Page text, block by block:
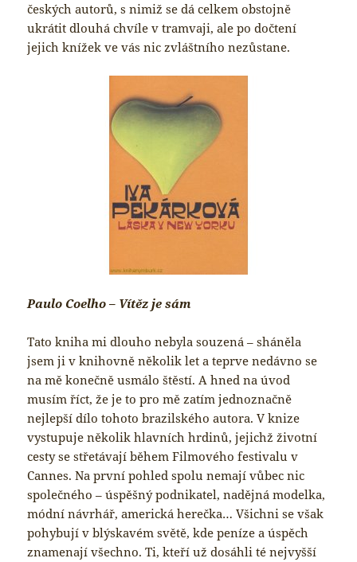
českých autorů, s nimiž se dá celkem obstojně
ukrátit dlouhá chvíle v tramvaji, ale po dočtení
jejich knížek ve vás nic zvláštního nezůstane.
Paulo Coelho – Vítěz je sám
Tato kniha mi dlouho nebyla souzená – sháněla
jsem ji v knihovně několik let a teprve nedávno se
na mě konečně usmálo štěstí. A hned na úvod
musím říct, že je to pro mě zatím jednoznačně
nejlepší dílo tohoto brazilského autora. V knize
vystupuje několik hlavních hrdinů, jejichž životní
cesty se střetávají během Filmového festivalu v
Cannes. Na první pohled spolu nemají vůbec nic
společného – úspěšný podnikatel, nadějná modelka,
módní návrhář, americká herečka… Všichni se však
pohybují v blýskavém světě, kde peníze a úspěch
znamenají všechno. Ti, kteří už dosáhli té nejvyšší